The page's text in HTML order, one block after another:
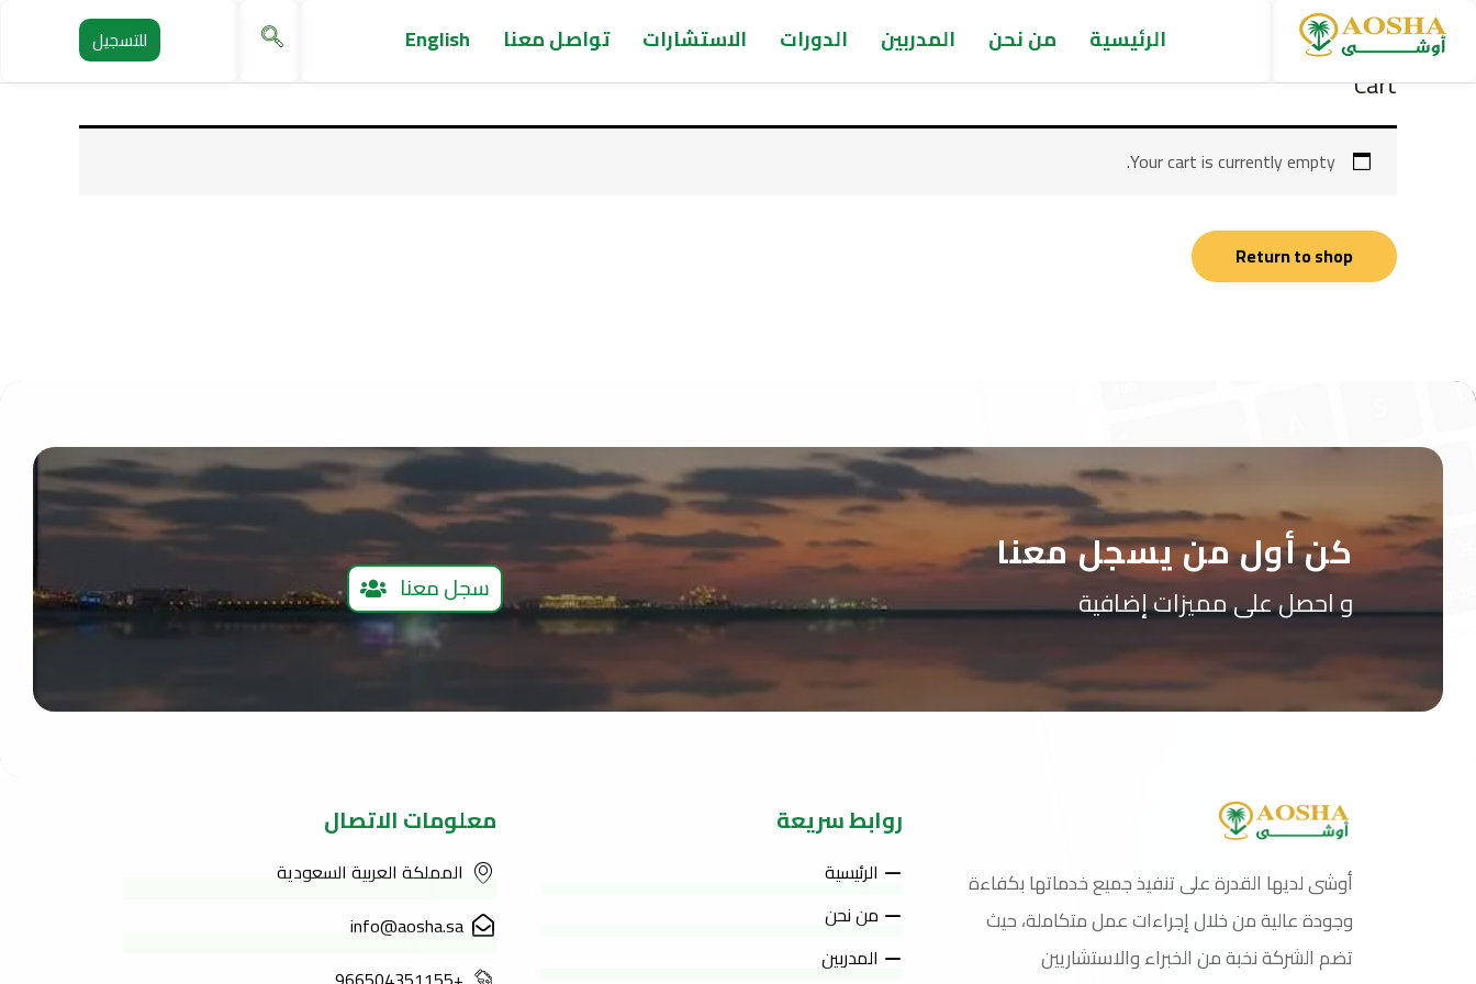
تخطي
المحتوى
الرئيسية من نحن المدربين الدورات الاستشارات تواصل معنا English للتسجيل
Cart
Your cart is currently empty.
Return to shop
كن أول من يسجل معنا
و احصل على مميزات إضافية سجل معنا
أوشى لديها القدرة على تنفيذ جميع خدماتها بكفاءة
وجودة عالية من خلال إجراءات عمل متكاملة، حيث
تضم الشركة نخبة من الخبراء والاستشاريين
روابط سريعة
الرئيسية
من نحن
المدربين
معلومات الاتصال
المملكة العربية السعودية
info@aosha.sa